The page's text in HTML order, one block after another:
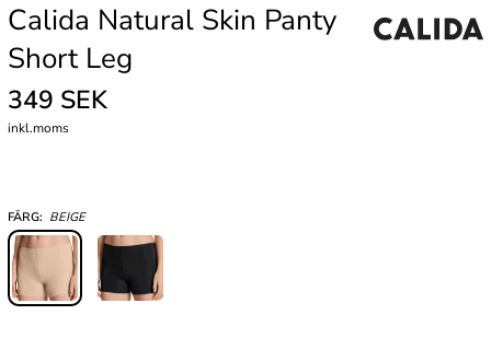
Calida Natural Skin Panty
Short Leg
349 SEK
inkl.moms
FÄRG: BEIGE